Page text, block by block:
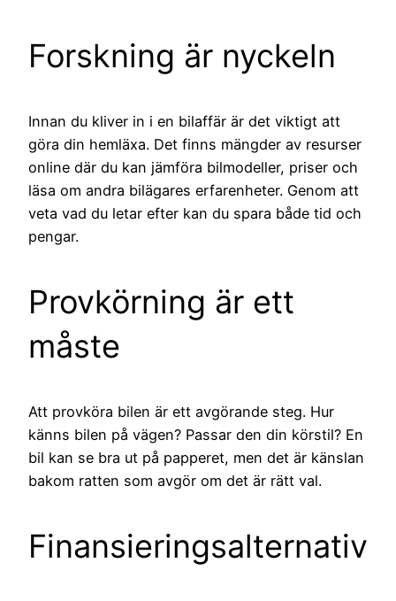
Forskning är nyckeln
Innan du kliver in i en bilaffär är det viktigt att
göra din hemläxa. Det finns mängder av resurser
online där du kan jämföra bilmodeller, priser och
läsa om andra bilägares erfarenheter. Genom att
veta vad du letar efter kan du spara både tid och
pengar.
Provkörning är ett
måste
Att provköra bilen är ett avgörande steg. Hur
känns bilen på vägen? Passar den din körstil? En
bil kan se bra ut på papperet, men det är känslan
bakom ratten som avgör om det är rätt val.
Finansieringsalternativ